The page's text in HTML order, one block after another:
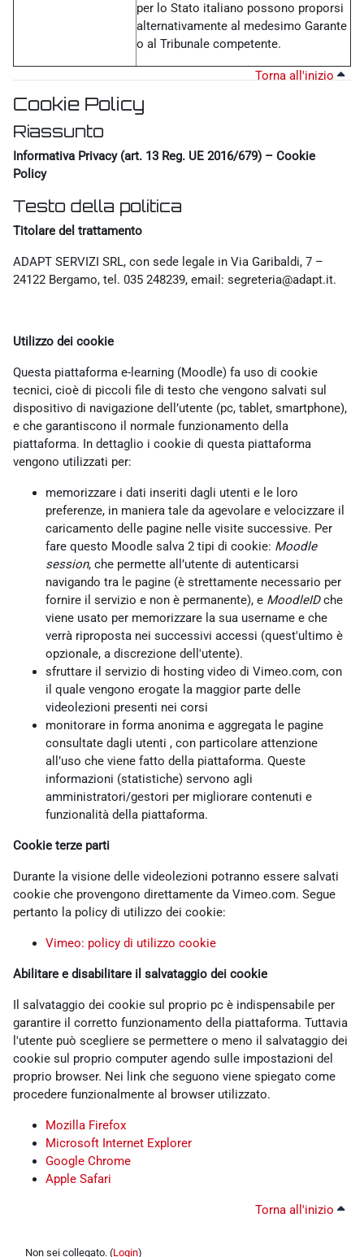
per lo Stato italiano possono proporsi
alternativamente al medesimo Garante
o al Tribunale competente.
Torna all'inizio
Cookie Policy
Riassunto
Informativa Privacy (art. 13 Reg. UE 2016/679) – Cookie
Policy
Testo della politica
Titolare del trattamento
ADAPT SERVIZI SRL, con sede legale in Via Garibaldi, 7 –
24122 Bergamo, tel. 035 248239, email: segreteria@adapt.it.
Utilizzo dei cookie
Questa piattaforma e-learning (Moodle) fa uso di cookie
tecnici, cioè di piccoli file di testo che vengono salvati sul
dispositivo di navigazione dell’utente (pc, tablet, smartphone),
e che garantiscono il normale funzionamento della
piattaforma. In dettaglio i cookie di questa piattaforma
vengono utilizzati per:
memorizzare i dati inseriti dagli utenti e le loro
preferenze, in maniera tale da agevolare e velocizzare il
caricamento delle pagine nelle visite successive. Per
fare questo Moodle salva 2 tipi di cookie: Moodle
session, che permette all’utente di autenticarsi
navigando tra le pagine (è strettamente necessario per
fornire il servizio e non è permanente), e MoodleIDche
viene usato per memorizzare la sua username e che
verrà riproposta nei successivi accessi (quest'ultimo è
opzionale, a discrezione dell'utente).
sfruttare il servizio di hosting video di Vimeo.com, con
il quale vengono erogate la maggior parte delle
videolezioni presenti nei corsi
monitorare in forma anonima e aggregata le pagine
consultate dagli utenti , con particolare attenzione
all’uso che viene fatto della piattaforma. Queste
informazioni (statistiche) servono agli
amministratori/gestori per migliorare contenuti e
funzionalità della piattaforma.
Cookie terze parti
Durante la visione delle videolezioni potranno essere salvati
cookie che provengono direttamente da Vimeo.com. Segue
pertanto la policy di utilizzo dei cookie:
Vimeo: policy di utilizzo cookie
Abilitare e disabilitare il salvataggio dei cookie
Il salvataggio dei cookie sul proprio pc è indispensabile per
garantire il corretto funzionamento della piattaforma. Tuttavia
l'utente può scegliere se permettere o meno il salvataggio dei
cookie sul proprio computer agendo sulle impostazioni del
proprio browser. Nei link che seguono viene spiegato come
procedere funzionalmente al browser utilizzato.
Mozilla Firefox
Microsoft Internet Explorer
Google Chrome
Apple Safari
Torna all'inizio
Non sei collegato. (Login)